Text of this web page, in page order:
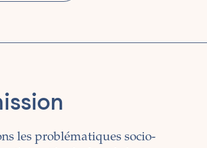
les problématiques socio-